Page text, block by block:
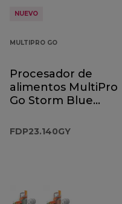
NUEVO
MULTIPRO GO
Procesador de
alimentos MultiPro
Go Storm Blue
FDP23.140GY